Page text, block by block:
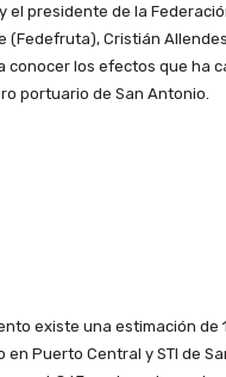
el presidente de la
(Fedefruta), Cristián
conocer los efectos que ha
portuario de San Antonio.
existe una estimación de
en Puerto Central y STI de